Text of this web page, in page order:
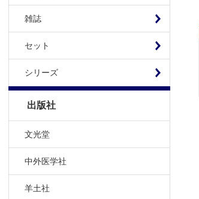
雑誌
セット
シリーズ
出版社
文光堂
中外医学社
羊土社